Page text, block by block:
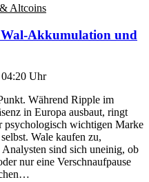
Altcoins
Akkumulation und
Uhr
Während Ripple im
in Europa ausbaut, ringt
wichtigen Marke
Wale kaufen zu,
sind sich uneinig, ob
nur eine Verschnaufpause